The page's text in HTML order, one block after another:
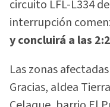
circuito LFL-L334
interrupción
y concluirá a las
Las zonas
Gracias, aldea